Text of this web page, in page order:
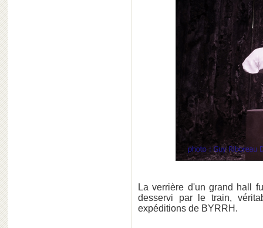
La verrière d'un grand hall
desservi par le train,
expéditions de BYRRH.